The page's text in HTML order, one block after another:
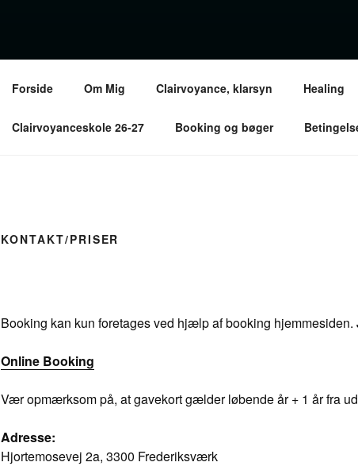
ANNETTE EDEL –
Forside Om Mig Clairvoyance, klarsyn Healing
Clairvoyanceskole 26-27 Booking og bøger
KONTAKT/PRISER
Booking kan kun foretages ved hjælp af booking
Online Booking
Vær opmærksom på, at gavekort gælder løbende år + 1 år fra
Adresse:
Hjortemosevej 2a, 3300 Frederiksværk